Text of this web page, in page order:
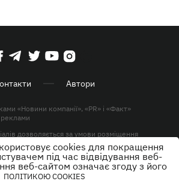
Автори
«Новини компанії», «PR» і «Факт»
реклами
дозволяється за умови розміщення
на KP.UA в першому абзаці.
Всі права захищені.
cookies для покращення
під час відвідування веб-
веб-сайтом означає згоду з його
ПОЛІТИКОЮ COOKIES